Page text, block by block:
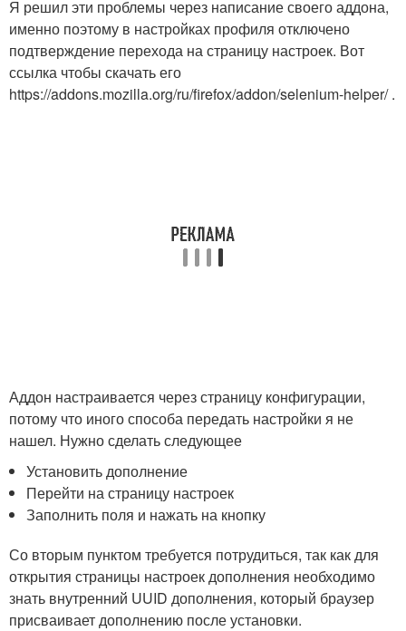
Я решил эти проблемы через написание своего аддона,
именно поэтому в настройках профиля отключено
подтверждение перехода на страницу настроек. Вот
ссылка чтобы скачать его
https://addons.mozilla.org/ru/firefox/addon/selenium-helper/ .
Аддон настраивается через страницу конфигурации,
потому что иного способа передать настройки я не
нашел. Нужно сделать следующее
Установить дополнение
Перейти на страницу настроек
Заполнить поля и нажать на кнопку
Со вторым пунктом требуется потрудиться, так как для
открытия страницы настроек дополнения необходимо
знать внутренний UUID дополнения, который браузер
присваивает дополнению после установки.